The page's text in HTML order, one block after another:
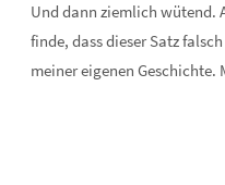
Und dann ziemlich wütend.
finde, dass dieser Satz
meiner eigenen Geschichte.